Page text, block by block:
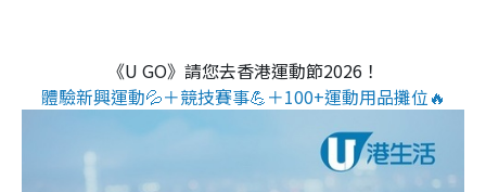
《U GO》請您去香港運動節2026！
體驗新興運動💦＋競技賽事💪＋100+運動用品攤位🔥